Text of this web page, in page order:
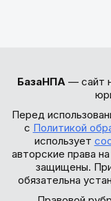
БазаНПА — сайт
Перед
с Политикой
использует
авторские права
защищены.
обязательна